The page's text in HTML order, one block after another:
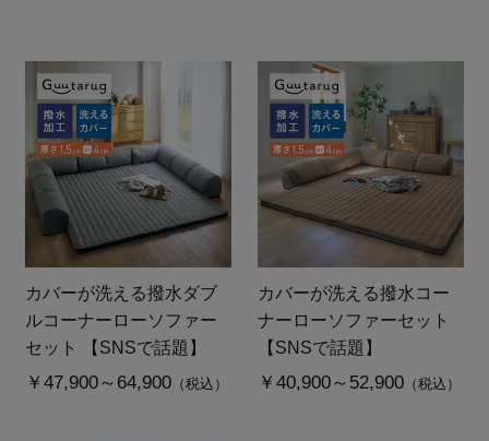
カバーが洗える撥水ダブ
ルコーナーローソファー
セット 【SNSで話題】
￥47,900～64,900 （税込）
カバーが洗える撥水コー
ナーローソファーセット
【SNSで話題】
￥40,900～52,900（税込）